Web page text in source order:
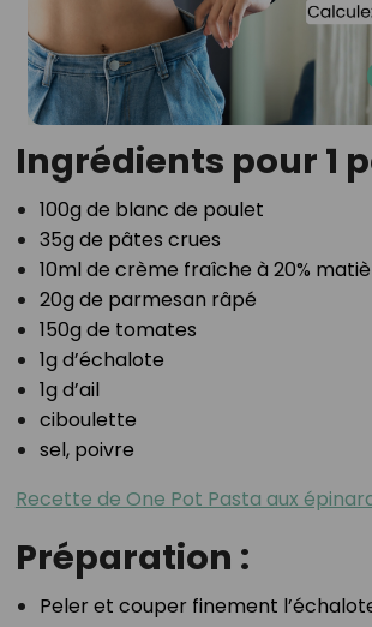
Ingrédients pour 1
100g de blanc de poulet
35g de pâtes crues
10ml de crème fraîche à 20%
20g de parmesan râpé
150g de tomates
1g d’échalote
1g d’ail
ciboulette
sel, poivre
Recette de One Pot Pasta aux
Préparation :
Peler et couper finement